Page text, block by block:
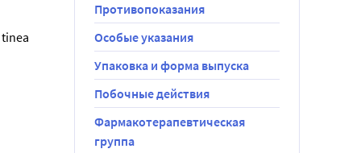
Противопоказания
Особые указания
Упаковка и форма выпуска
Побочные действия
Фармакотерапевтическая
группа